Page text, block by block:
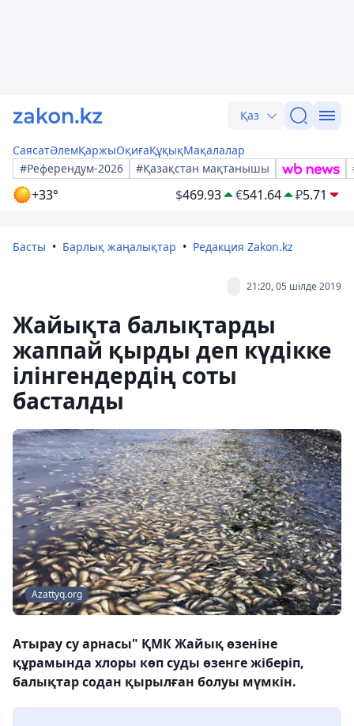
Қаз
СаясатӘлемҚаржыОқиғаҚұқықМақалалар
#Референдум-2026
#Қазақстан мақтанышы
+33° $469.93 €541.64 ₽5.71
Басты Барлық жаңалықтар Редакция Zakon.kz
21:20, 05 шілде 2019
Жайықта балықтарды
жаппай қырды деп күдікке
ілінгендердің соты
басталды
Azattyq.org
Атырау су арнасы" ҚМК Жайық өзеніне
құрамында хлоры көп суды өзенге жіберіп,
балықтар содан қырылған болуы мүмкін.